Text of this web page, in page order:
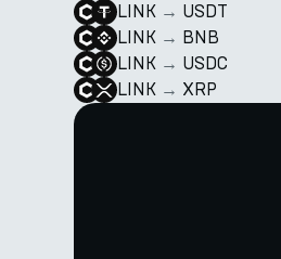
LINK → USDT
LINK → BNB
LINK → USDC
LINK → XRP